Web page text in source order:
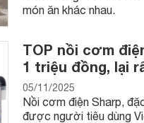
bữa cơm ngon,
không bị khô cứng.
giữ ấm cơm lên tới 24
món ăn khác nhau.
TOP nồi cơm
1 triệu đồng, lại
05/11/2025
Nồi cơm điện Sharp,
được người tiêu dùng